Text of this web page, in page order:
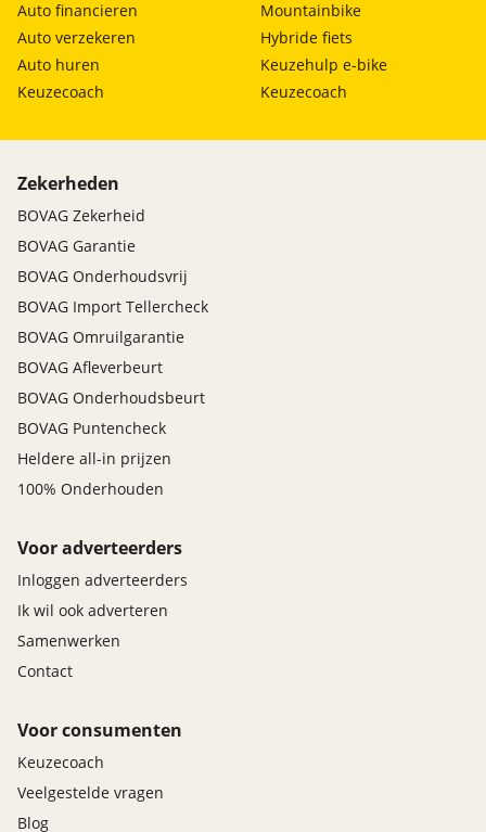
Auto financieren
Auto verzekeren
Auto huren
Keuzecoach
Mountainbike
Hybride fiets
Keuzehulp e-bike
Keuzecoach
Zekerheden
BOVAG Zekerheid
BOVAG Garantie
BOVAG Onderhoudsvrij
BOVAG Import Tellercheck
BOVAG Omruilgarantie
BOVAG Afleverbeurt
BOVAG Onderhoudsbeurt
BOVAG Puntencheck
Heldere all-in prijzen
100% Onderhouden
Voor adverteerders
Inloggen adverteerders
Ik wil ook adverteren
Samenwerken
Contact
Voor consumenten
Keuzecoach
Veelgestelde vragen
Blog